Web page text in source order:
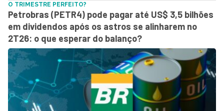
O TRIMESTRE PERFEITO?
Petrobras (PETR4) pode pagar até US$ 3,5 bilhões
em dividendos após os astros se alinharem no
2T26: o que esperar do balanço?